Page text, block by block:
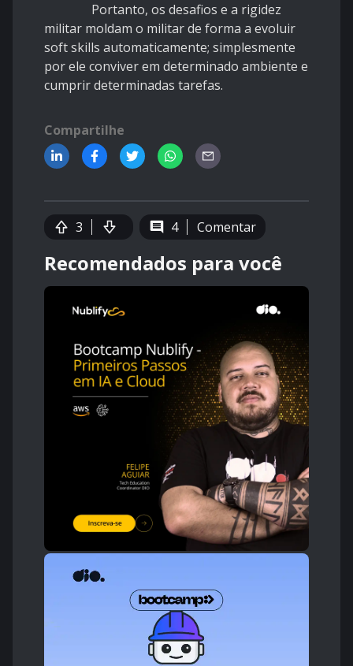
Portanto, os desafios e a rigidez
militar moldam o militar de forma a evoluir
soft skills automaticamente; simplesmente
por ele conviver em determinado ambiente e
cumprir determinadas tarefas.
Compartilhe
3 4 Comentar
Recomendados para você